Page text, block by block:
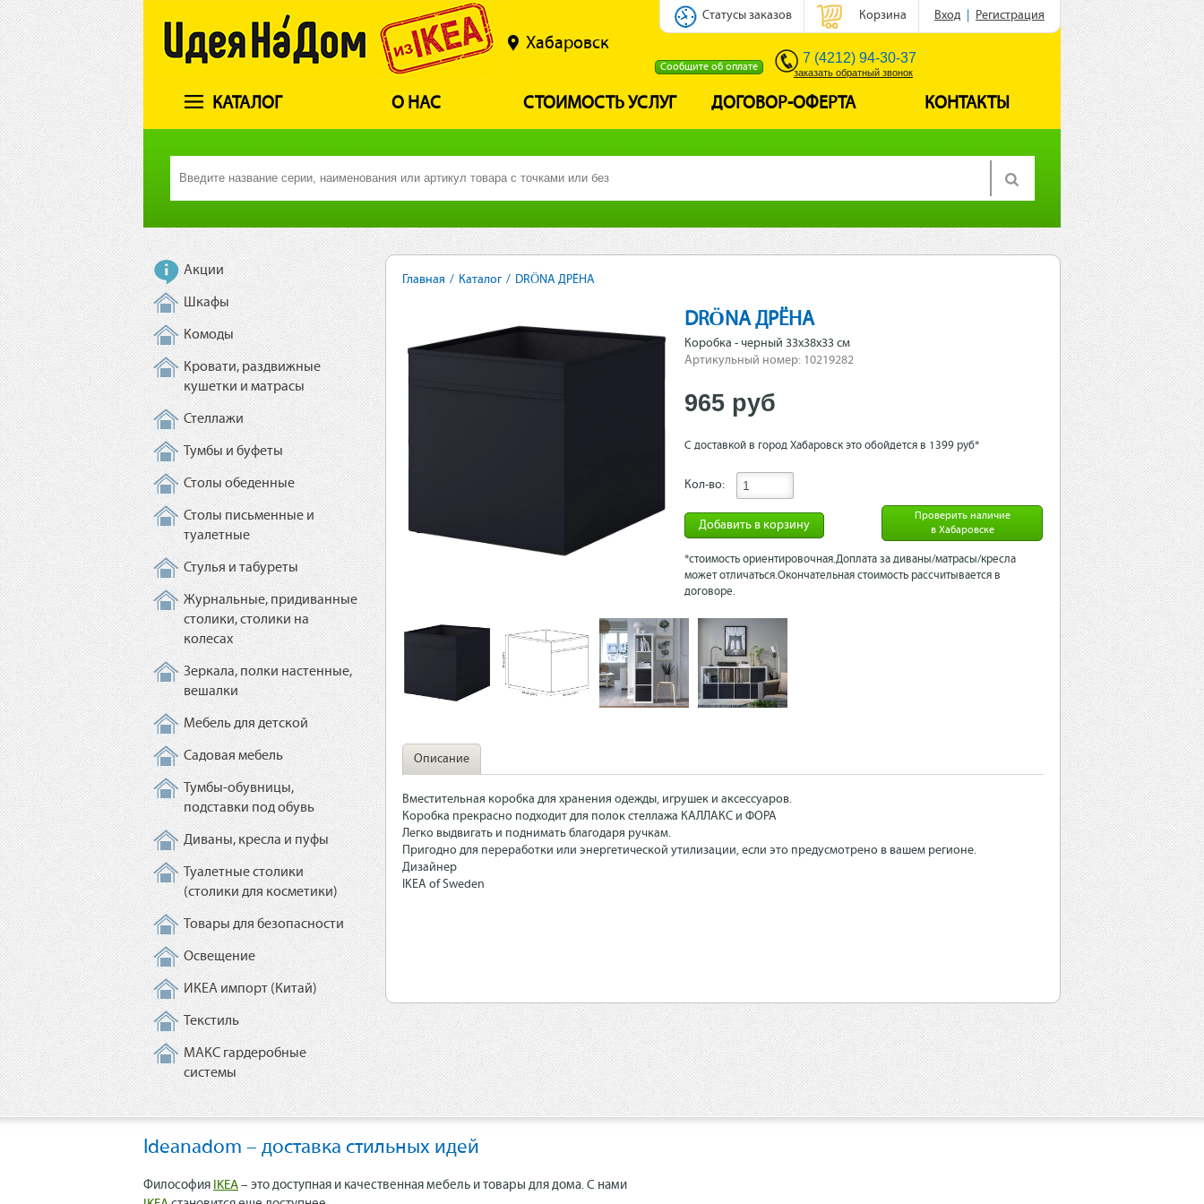
Сообщите об оплате
7 (4212) 94-30-37
заказать обратный звонок
Хабаровск
Статусы заказов Корзина Вход Регистрация
КАТАЛОГ О НАС СТОИМОСТЬ УСЛУГ ДОГОВОР-ОФЕРТА КОНТАКТЫ
Акции
Шкафы
Комоды
Кровати, раздвижные
кушетки и матрасы
Стеллажи
Тумбы и буфеты
Столы обеденные
Столы письменные и
туалетные
Стулья и табуреты
Журнальные, придиванные
столики, столики на
колесах
Зеркала, полки настенные,
вешалки
Мебель для детской
Садовая мебель
Тумбы-обувницы,
подставки под обувь
Диваны, кресла и пуфы
Туалетные столики
(столики для косметики)
Товары для безопасности
Освещение
ИКЕА импорт (Китай)
Текстиль
МАКС гардеробные
системы
Главная / Каталог / DRÖNA ДРЁНА
DRÖNA ДРЁНА
Коробка - черный 33x38x33 см
Артикульный номер: 10219282
965 рyб
С доставкой в город Хабаровск это обойдется в 1399 рyб*
Кол-во:
Проверить наличие
в Хабаровске
Добавить в корзину
*стоимость ориентировочная.Доплата за диваны/матрасы/кресла
может отличаться.Окончательная стоимость рассчитывается в
договоре.
Описание
Вместительная коробка для хранения одежды, игрушек и аксессуаров.
Коробка прекрасно подходит для полок стеллажа КАЛЛАКС и ФОРА
Легко выдвигать и поднимать благодаря ручкам.
Пригодно для переработки или энергетической утилизации, если это предусмотрено в вашем регионе.
Дизайнер
IKEA of Sweden
Ideanadom – доставка стильных идей
Философия IKEA – это доступная и качественная мебель и товары для дома. С нами